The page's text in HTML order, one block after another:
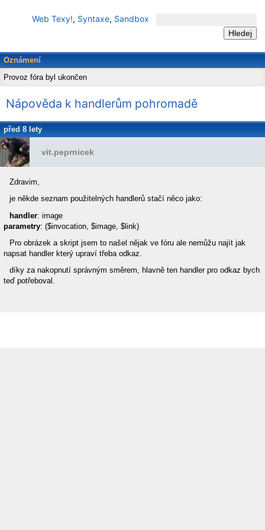
Web Texy!, Syntaxe, Sandbox
Oznámení
Provoz fóra byl ukončen
Nápověda k handlerům pohromadě
před 8 lety
vit.peprnicek
Zdravim,
je někde seznam použitelných handlerů stačí něco jako:
handler: image
parametry: ($invocation, $image, $link)
Pro obrázek a skript jsem to našel nějak ve fóru ale nemůžu najít jak
napsat handler který upraví třeba odkaz.
díky za nakopnutí správným směrem, hlavně ten handler pro odkaz bych
teď potřeboval.